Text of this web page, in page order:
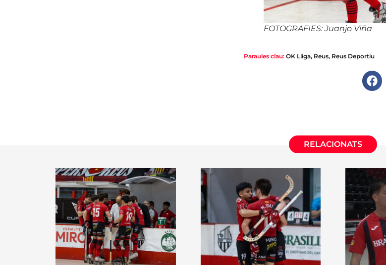
FOTOGRAFIES: Juanjo Viña
Paraules clau: OK Lliga, Reus, Reus Deportiu
RELACIONATS